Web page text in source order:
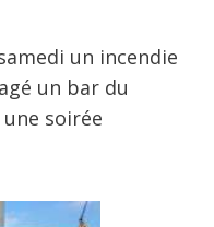
un incendie
un bar du
soirée